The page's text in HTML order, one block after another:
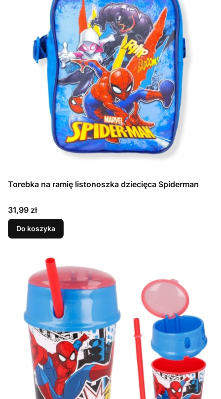
Torebka na ramię listonoszka dziecięca Spiderman
Cena
31,99 zł
Do koszyka